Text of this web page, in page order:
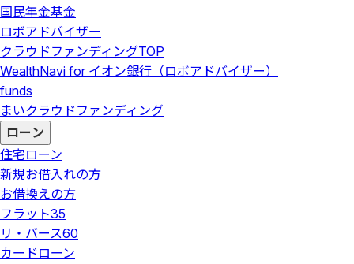
国民年金基金
ロボアドバイザー
クラウドファンディングTOP
WealthNavi for イオン銀行（ロボアドバイザー）
funds
まいクラウドファンディング
ローン
住宅ローン
新規お借入れの方
お借換えの方
フラット35
リ・バース60
カードローン